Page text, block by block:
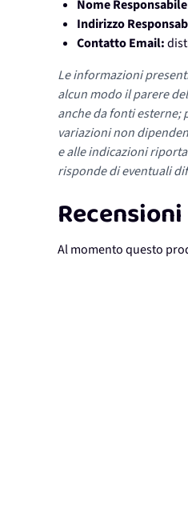
Nome
Indirizzo
Contatto Email:
Le informazioni
alcun modo il parere
anche da fonti
variazioni non
e alle indicazioni
risponde di eventuali
Al momento questo